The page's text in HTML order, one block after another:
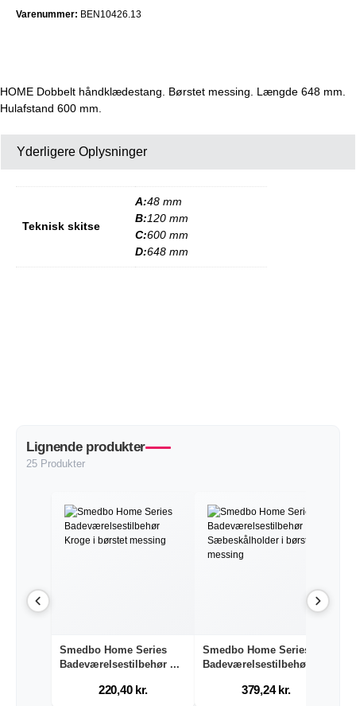
Varenummer: BEN10426.13
HOME Dobbelt håndklædestang. Børstet messing. Længde 648 mm.
Hulafstand 600 mm.
Yderligere Oplysninger
Teknisk skitse
A:48 mm
B:120 mm
C:600 mm
D:648 mm
Lignende produkter
25 Produkter
Smedbo Home Series
Badeværelsestilbehør ...
220,40 kr.
Smedbo Home Series
Badeværelsestilbehør ...
379,24 kr.